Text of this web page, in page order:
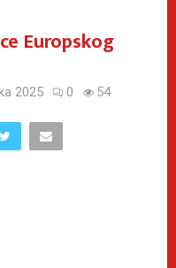
Europskog
2025 0 54